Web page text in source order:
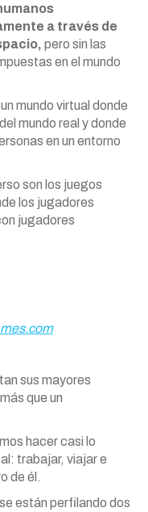
a través de
pero sin las
en el mundo
mundo virtual donde
mundo real y donde
en un entorno
son los juegos
los jugadores
jugadores
sus mayores
que un
hacer casi lo
trabajar, viajar e
de él.
están perfilando dos